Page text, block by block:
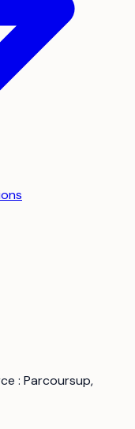
s
: Parcoursup,